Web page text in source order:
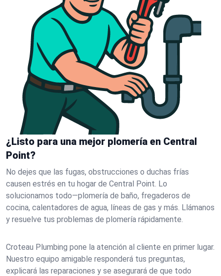
¿Listo para una mejor plomería en Central
Point?
No dejes que las fugas, obstrucciones o duchas frías
causen estrés en tu hogar de Central Point. Lo
solucionamos todo—plomería de baño, fregaderos de
cocina, calentadores de agua, líneas de gas y más. Llámanos
y resuelve tus problemas de plomería rápidamente.
Croteau Plumbing pone la atención al cliente en primer lugar.
Nuestro equipo amigable responderá tus preguntas,
explicará las reparaciones y se asegurará de que todo